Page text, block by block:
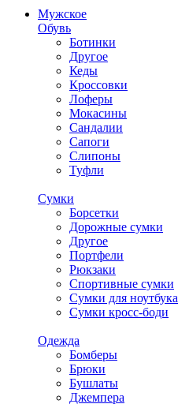
Мужское
Обувь
Ботинки
Другое
Кеды
Кроссовки
Лоферы
Мокасины
Сандалии
Сапоги
Слипоны
Туфли
Сумки
Борсетки
Дорожные сумки
Другое
Портфели
Рюкзаки
Спортивные сумки
Сумки для ноутбука
Сумки кросс-боди
Одежда
Бомберы
Брюки
Бушлаты
Джемпера